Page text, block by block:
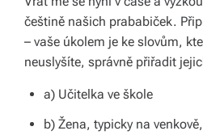
češtině našich prababiček.
– vaše úkolem je ke slovům,
neuslyšíte, správně přiřadit
a) Učitelka ve škole
b) Žena, typicky na